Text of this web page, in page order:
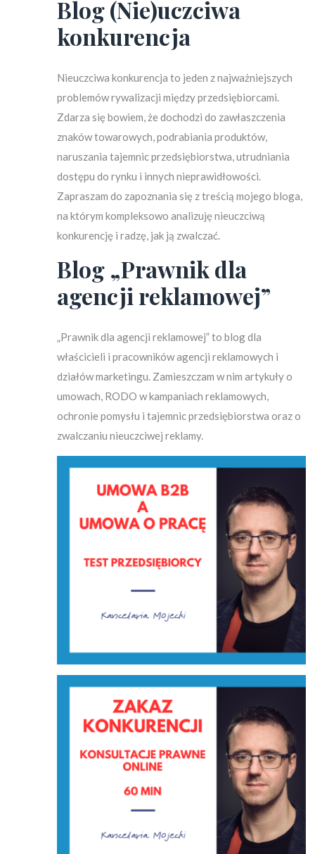
Blog (Nie)uczciwa
konkurencja
Nieuczciwa konkurencja to jeden z najważniejszych
problemów rywalizacji między przedsiębiorcami.
Zdarza się bowiem, że dochodzi do zawłaszczenia
znaków towarowych, podrabiania produktów,
naruszania tajemnic przedsiębiorstwa, utrudniania
dostępu do rynku i innych nieprawidłowości.
Zapraszam do zapoznania się z treścią mojego bloga,
na którym kompleksowo analizuję nieuczciwą
konkurencję i radzę, jak ją zwalczać.
Blog „Prawnik dla
agencji reklamowej”
„Prawnik dla agencji reklamowej” to blog dla
właścicieli i pracowników agencji reklamowych i
działów marketingu. Zamieszczam w nim artykuły o
umowach, RODO w kampaniach reklamowych,
ochronie pomysłu i tajemnic przedsiębiorstwa oraz o
zwalczaniu nieuczciwej reklamy.